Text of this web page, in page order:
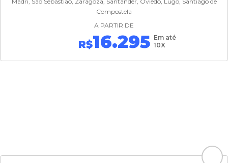
Compostela
A PARTIR DE
R$16.295 Em até
10X